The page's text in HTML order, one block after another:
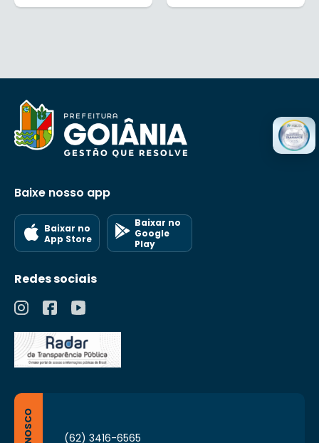
Baixe nosso app
Baixar no
App Store
Baixar no
Google
Play
Redes sociais
(62) 3416-6565